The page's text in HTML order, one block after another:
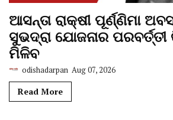
ଆସନ୍ତା ରାକ୍ଷୀ ପୂର୍ଣ୍ଣିମା
ସୁଭଦ୍ରା ଯୋଜନାର
ମିଳିବ
odishadarpan Aug 07, 2026
Read More